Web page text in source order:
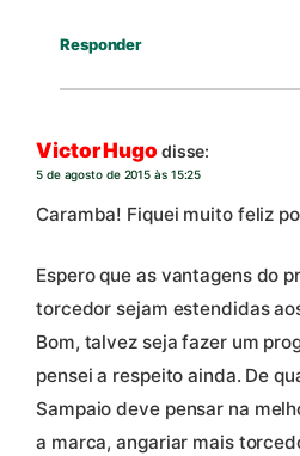
Responder
Victor Hugo disse:
5 de agosto de 2015 às 15:25
Caramba! Fiquei muito feliz
Espero que as vantagens do
torcedor sejam estendidas
Bom, talvez seja fazer um
pensei a respeito ainda. De
Sampaio deve pensar na
a marca, angariar mais